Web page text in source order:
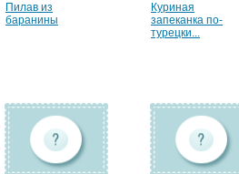
Пилав из
баранины
Куриная
запеканка по-
турецки...